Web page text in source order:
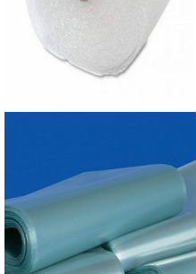
sacola é exposta diversas
investimento em
grande exposição. A sacola
pode ser encomendada para
não apenas para o uso
desenvolver
comemorativas, para
ações promocionais. Dessa
com o melhor em custo
apresenta várias
produto, por um preço